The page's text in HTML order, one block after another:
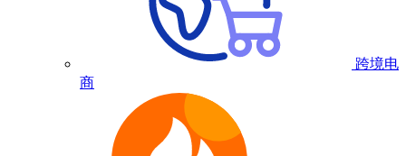
跨境电
商